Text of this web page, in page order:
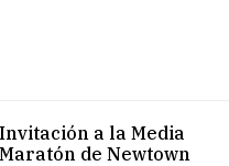
Invitación a la Media
Maratón de Newtown